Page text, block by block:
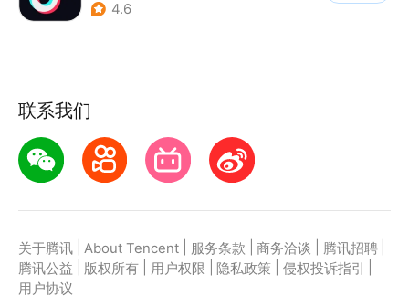
4.6
联系我们
关于腾讯 About Tencent 服务条款 商务洽谈 腾讯招聘
腾讯公益
版权所有 用户权限 隐私政策 侵权投诉指引
用户协议